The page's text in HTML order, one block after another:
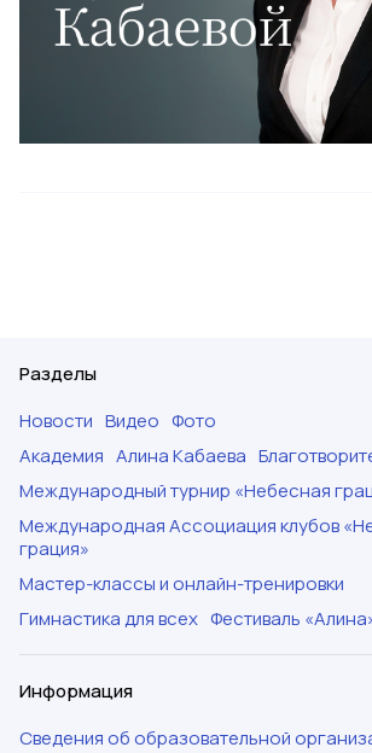
Разделы
Новости Видео Фото
Академия Алина Кабаева
Международный турнир «Небесная
Международная Ассоциация клубов
грация»
Мастер-классы и онлайн-тренировки
Гимнастика для всех Фестиваль
Информация
Сведения об образовательной